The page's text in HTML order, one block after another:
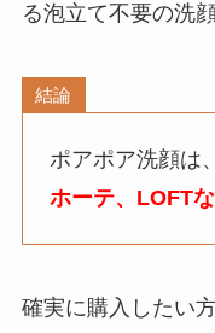
る泡立て不要の洗
結論
ポアポア洗顔は、
ホーテ、LOFT
確実に購入したい